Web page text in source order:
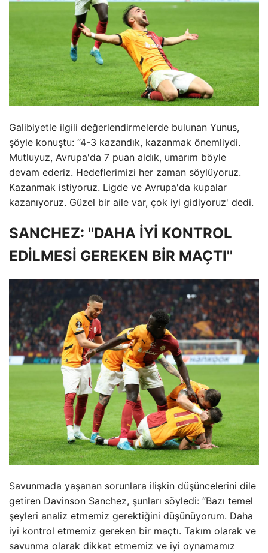
Galibiyetle ilgili değerlendirmelerde bulunan Yunus,
şöyle konuştu: “4-3 kazandık, kazanmak önemliydi.
Mutluyuz, Avrupa'da 7 puan aldık, umarım böyle
devam ederiz. Hedeflerimizi her zaman söylüyoruz.
Kazanmak istiyoruz. Ligde ve Avrupa'da kupalar
kazanıyoruz. Güzel bir aile var, çok iyi gidiyoruz' dedi.
SANCHEZ: ''DAHA İYİ KONTROL
EDİLMESİ GEREKEN BİR MAÇTI''
Savunmada yaşanan sorunlara ilişkin düşüncelerini dile
getiren Davinson Sanchez, şunları söyledi: “Bazı temel
şeyleri analiz etmemiz gerektiğini düşünüyorum. Daha
iyi kontrol etmemiz gereken bir maçtı. Takım olarak ve
savunma olarak dikkat etmemiz ve iyi oynamamız